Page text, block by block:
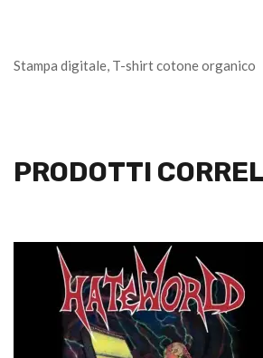
Stampa digitale, T-shirt cotone organico
PRODOTTI